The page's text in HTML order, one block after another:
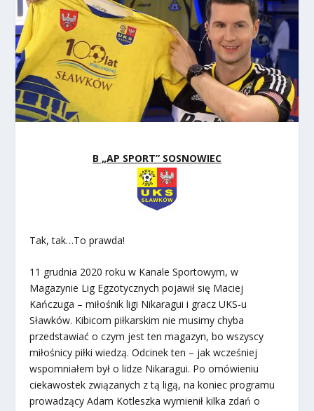
B „AP SPORT” SOSNOWIEC
Tak, tak…To prawda!
11 grudnia 2020 roku w Kanale Sportowym, w
Magazynie Lig Egzotycznych pojawił się Maciej
Kańczuga – miłośnik ligi Nikaragui i gracz UKS-u
Sławków. Kibicom piłkarskim nie musimy chyba
przedstawiać o czym jest ten magazyn, bo wszyscy
miłośnicy piłki wiedzą. Odcinek ten – jak wcześniej
wspomniałem był o lidze Nikaragui. Po omówieniu
ciekawostek związanych z tą ligą, na koniec programu
prowadzący Adam Kotleszka wymienił kilka zdań o